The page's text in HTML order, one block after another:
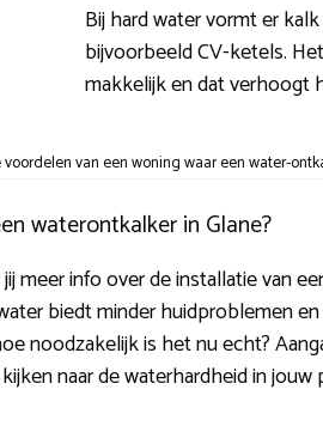
Bij hard water vormt er
bijvoorbeeld CV-ketels.
makkelijk en dat verhoogt
van een woning waar een water-
waterontkalker in Glane?
meer info over de installatie van
biedt minder huidproblemen
noodzakelijk is het nu echt?
naar de waterhardheid in jouw